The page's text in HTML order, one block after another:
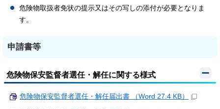
危険物取扱者免状の提示又はその写しの添付が必要となりま
す。
申請書等
危険物保安監督者選任・解任に関する様式
危険物保安監督者選任・解任届出書 （Word 27.4 KB）